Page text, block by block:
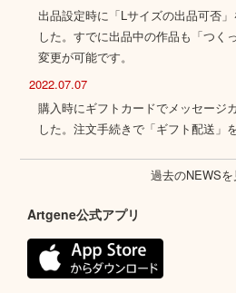
出品設定時に「Lサイズの出品可否
した。すでに出品中の作品も「つく
変更が可能です。
2022.07.07
購入時にギフトカードでメッセージ
した。注文手続きで「ギフト配送」
過去のNEWSを
Artgene公式アプリ